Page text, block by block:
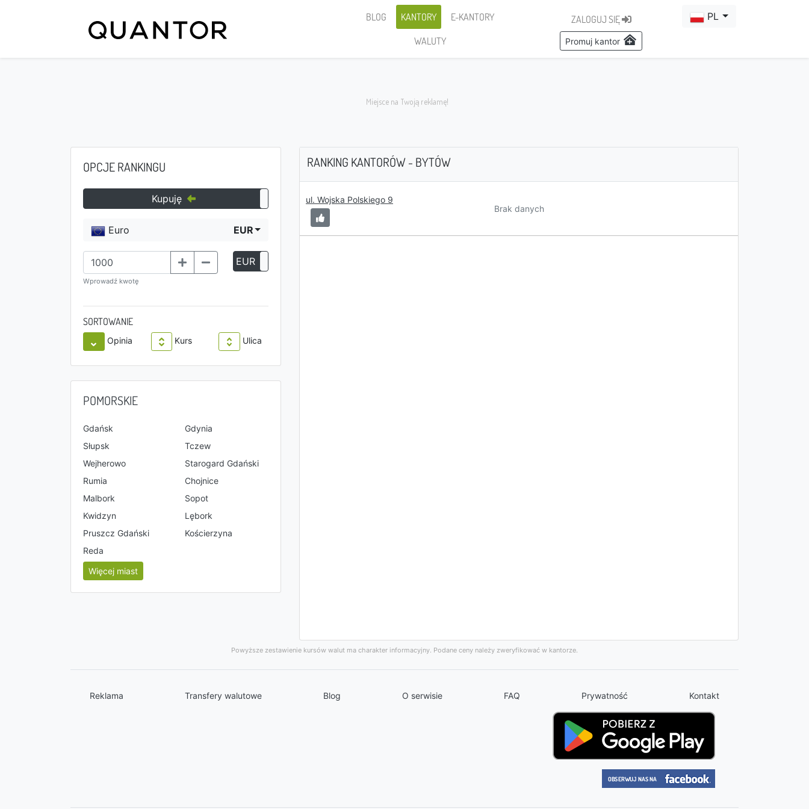
BLOG KANTORY
E-KANTORY
WALUTY
ZALOGUJ SIĘ
Promuj kantor
PL
OPCJE RANKINGU
Kupuję Sprzedaję
Euro EUR
Wprowadź kwotę
EUR
SORTOWANIE
Opinia Kurs Ulica
POMORSKIE
Gdańsk
Gdynia
Słupsk
Tczew
Wejherowo
Starogard Gdański
Rumia
Chojnice
Malbork
Sopot
Kwidzyn
Lębork
Pruszcz Gdański
Kościerzyna
Reda
Więcej miast
RANKING KANTORÓW - BYTÓW
ul. Wojska Polskiego 9
Brak danych
Powyższe zestawienie kursów walut ma charakter informacyjny. Podane ceny należy zweryfikować w kantorze.
Reklama Transfery walutowe Blog O serwisie FAQ Prywatność Kontakt